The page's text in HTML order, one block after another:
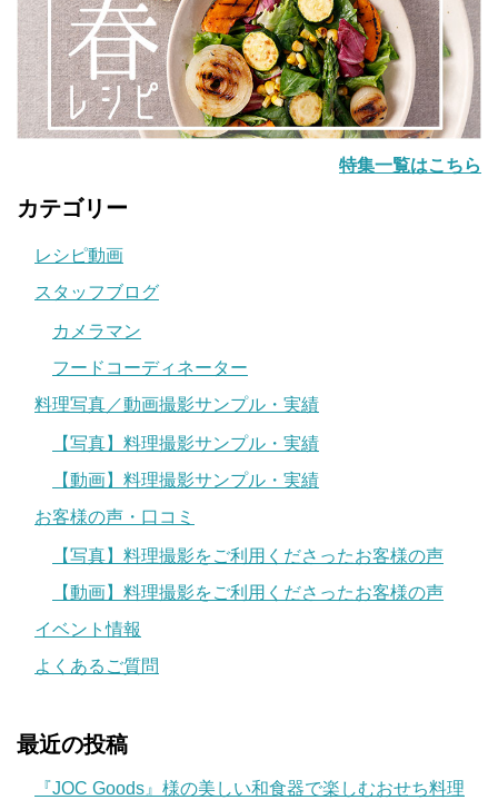
特集一覧はこちら
カテゴリー
レシピ動画
スタッフブログ
カメラマン
フードコーディネーター
料理写真／動画撮影サンプル・実績
【写真】料理撮影サンプル・実績
【動画】料理撮影サンプル・実績
お客様の声・口コミ
【写真】料理撮影をご利用くださったお客様の声
【動画】料理撮影をご利用くださったお客様の声
イベント情報
よくあるご質問
最近の投稿
『JOC Goods』様の美しい和食器で楽しむおせち料理